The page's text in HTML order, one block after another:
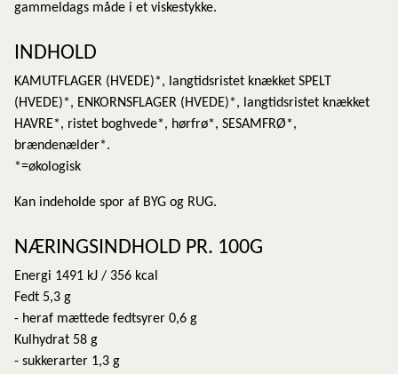
gammeldags måde i et viskestykke.
INDHOLD
KAMUTFLAGER (HVEDE)*, langtidsristet knækket SPELT
(HVEDE)*, ENKORNSFLAGER (HVEDE)*, langtidsristet knækket
HAVRE*, ristet boghvede*, hørfrø*, SESAMFRØ*,
brændenælder*.
*=økologisk
Kan indeholde spor af BYG og RUG.
NÆRINGSINDHOLD PR. 100G
Energi 1491 kJ / 356 kcal
Fedt 5,3 g
- heraf mættede fedtsyrer 0,6 g
Kulhydrat 58 g
- sukkerarter 1,3 g